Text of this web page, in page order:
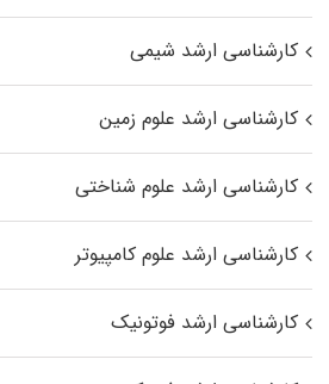
کارشناسی ارشد شیمی
کارشناسی ارشد علوم زمین
کارشناسی ارشد علوم شناختی
کارشناسی ارشد علوم کامپیوتر
کارشناسی ارشد فوتونیک